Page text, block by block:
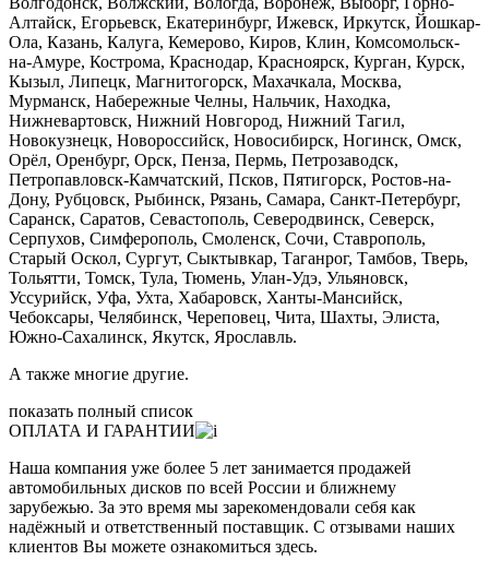
Алтайск, Егорьевск, Екатеринбург, Ижевск, Иркутск, Йошкар-
Ола, Казань, Калуга, Кемерово, Киров, Клин, Комсомольск-
на-Амуре, Кострома, Краснодар, Красноярск, Курган, Курск,
Кызыл, Липецк, Магнитогорск, Махачкала, Москва,
Мурманск, Набережные Челны, Нальчик, Находка,
Нижневартовск, Нижний Новгород, Нижний Тагил,
Новокузнецк, Новороссийск, Новосибирск, Ногинск, Омск,
Орёл, Оренбург, Орск, Пенза, Пермь, Петрозаводск,
Петропавловск-Камчатский, Псков, Пятигорск, Ростов-на-
Дону, Рубцовск, Рыбинск, Рязань, Самара, Санкт-Петербург,
Саранск, Саратов, Севастополь, Северодвинск, Северск,
Серпухов, Симферополь, Смоленск, Сочи, Ставрополь,
Старый Оскол, Сургут, Сыктывкар, Таганрог, Тамбов, Тверь,
Тольятти, Томск, Тула, Тюмень, Улан-Удэ, Ульяновск,
Уссурийск, Уфа, Ухта, Хабаровск, Ханты-Мансийск,
Чебоксары, Челябинск, Череповец, Чита, Шахты, Элиста,
Южно-Сахалинск, Якутск, Ярославль.
А также многие другие.
показать полный список
ОПЛАТА И ГАРАНТИИ
Наша компания уже более 5 лет занимается продажей
автомобильных дисков по всей России и ближнему
зарубежью. За это время мы зарекомендовали себя как
надёжный и ответственный поставщик. С отзывами наших
клиентов Вы можете ознакомиться здесь.